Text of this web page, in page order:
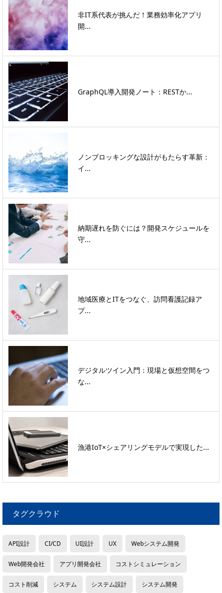
非IT系代表が挑んだ！業務効率化アプリ
開...
GraphQL導入開発ノート：RESTか...
ノンブロッキングな設計がもたらす革新：
イ...
納期遅れを防ぐには？開発スケジュールを
守...
地域医療とITをつなぐ、訪問看護記録ア
プ...
デジタルツイン入門：現場と仮想空間をつ
な...
漁港IoT×シェアリングモデルで実現した...
タグクラウド
API設計 CI/CD UI設計 UX Webシステム開発
Web開発会社 アプリ開発会社 コストシミュレーション
コスト削減 システム システム設計 システム開発